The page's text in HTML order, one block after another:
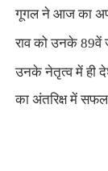
गूगल ने आज का
राव को उनके 89वें
उनके नेतृत्व में ही
का अंतरिक्ष में सफल